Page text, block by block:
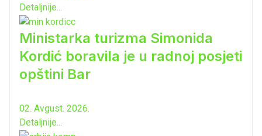
Detaljnije...
Ministarka turizma Simonida
Kordić boravila je u radnoj posjeti
opštini Bar
02. Avgust. 2026.
Detaljnije...